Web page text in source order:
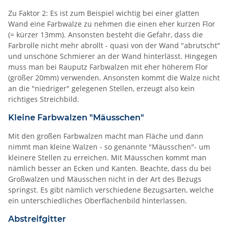
Zu Faktor 2: Es ist zum Beispiel wichtig bei einer glatten
Wand eine Farbwalze zu nehmen die einen eher kurzen Flor
(= kürzer 13mm). Ansonsten besteht die Gefahr, dass die
Farbrolle nicht mehr abrollt - quasi von der Wand "abrutscht"
und unschöne Schmierer an der Wand hinterlässt. Hingegen
muss man bei Rauputz Farbwalzen mit eher höherem Flor
(größer 20mm) verwenden. Ansonsten kommt die Walze nicht
an die "niedriger" gelegenen Stellen, erzeugt also kein
richtiges Streichbild.
Kleine Farbwalzen "Mäusschen"
Mit den großen Farbwalzen macht man Fläche und dann
nimmt man kleine Walzen - so genannte "Mäusschen"- um
kleinere Stellen zu erreichen. Mit Mäusschen kommt man
nämlich besser an Ecken und Kanten. Beachte, dass du bei
Großwalzen und Mäusschen nicht in der Art des Bezugs
springst. Es gibt nämlich verschiedene Bezugsarten, welche
ein unterschiedliches Oberflächenbild hinterlassen.
Abstreifgitter